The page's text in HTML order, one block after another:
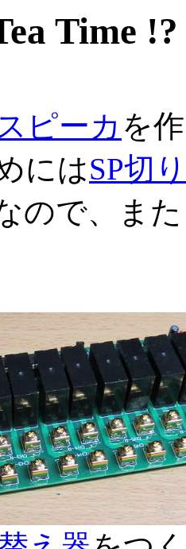
Time
ピーカ を
にはSP切
ので、ま